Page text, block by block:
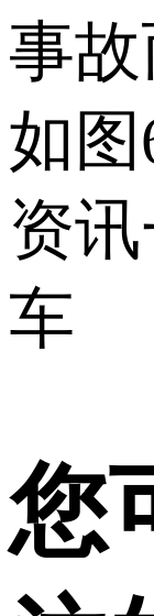
事
如图
资
车
您